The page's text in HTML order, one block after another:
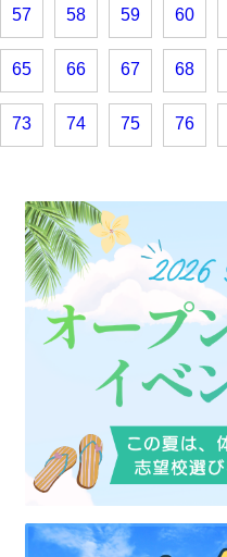
57 58 59 60
65 66 67 68
73 74 75 76